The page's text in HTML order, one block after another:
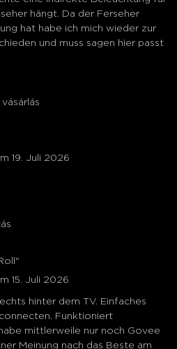
hängt. Da der Ferseher
hat habe ich mich wieder zur
und muss sagen hier passt
19. Juli 2026
15. Juli 2026
hinter dem TV. Einfaches
Funktioniert
mittlerweile nur noch Govee
Meinung nach das Beste am